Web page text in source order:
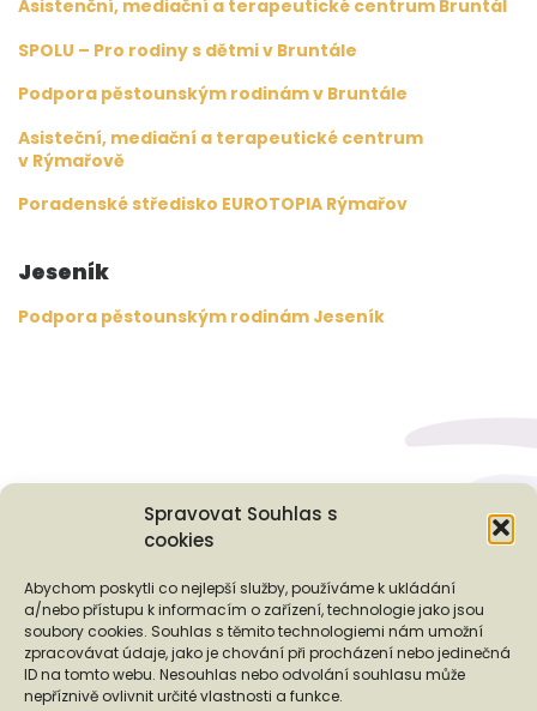
Spravovat Souhlas s
cookies
Abychom poskytli co nejlepší služby, používáme k ukládání
a/nebo přístupu k informacím o zařízení, technologie jako jsou
soubory cookies. Souhlas s těmito technologiemi nám umožní
zpracovávat údaje, jako je chování při procházení nebo jedinečná
ID na tomto webu. Nesouhlas nebo odvolání souhlasu může
nepříznivě ovlivnit určité vlastnosti a funkce.
Asistenční, mediační a terapeutické centrum Bruntál
SPOLU – Pro rodiny s dětmi v Bruntále
Podpora pěstounským rodinám v Bruntále
Asisteční, mediační a terapeutické centrum
v Rýmařově
Poradenské středisko EUROTOPIA Rýmařov
Jeseník
Podpora pěstounským rodinám Jeseník
Podporují nás...